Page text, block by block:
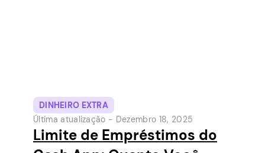
DINHEIRO EXTRA
Última atualização - Dezembro 18, 2025
Limite de Empréstimos do